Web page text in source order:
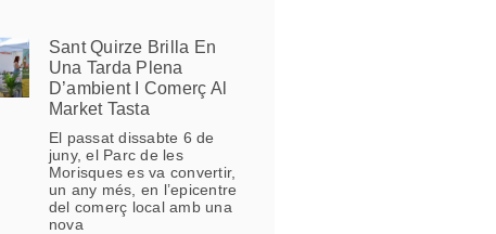
Sant Quirze Brilla En
Una Tarda Plena
D’ambient I Comerç Al
Market Tasta
El passat dissabte 6 de
juny, el Parc de les
Morisques es va convertir,
un any més, en l’epicentre
del comerç local amb una
nova